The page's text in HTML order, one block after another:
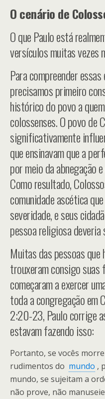
O cenário de
O que Paulo está
versículos muitas vezes
Para compreender
precisamos primeiro
histórico do povo a
colossenses. O povo de
significativamente
que ensinavam que a
por meio da abnegação
Como resultado,
comunidade ascética
severidade, e seus
pessoa religiosa
Muitas das pessoas
trouxeram consigo
começaram a exercer
toda a congregação em
2:20-23, Paulo corrige
estavam fazendo isso:
Portanto, se vocês
rudimentos do mundo ,
mundo, se sujeitam a
não prove, não